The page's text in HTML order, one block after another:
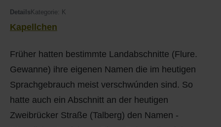
Details Kategorie: K
Kapellchen
Früher hatten bestimmte Landabschnitte (Flure.
Gewanne) ihre eigenen Namen die im heutigen
Sprachgebrauch meist verschwúnden sind. So
hatte auch ein Abschnitt an der heutigen
Zweibrücker Straße (Talberg) den Namen -
M
N
O - Ö
Kirchen
Literatur
Ortseingang